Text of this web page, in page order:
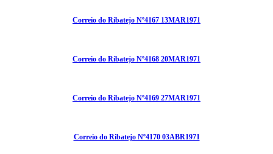
Correio do Ribatejo Nº4167 13MAR1971
Correio do Ribatejo Nº4168 20MAR1971
Correio do Ribatejo Nº4169 27MAR1971
Correio do Ribatejo Nº4170 03ABR1971